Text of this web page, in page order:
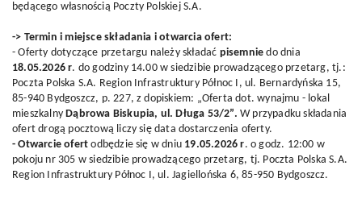
będącego własnością Poczty Polskiej S.A.
-> Termin i miejsce składania i otwarcia ofert:
- Oferty dotyczące przetargu należy składać pisemnie do dnia
18.05.2026 r. do godziny 14.00 w siedzibie prowadzącego przetarg, tj.:
Poczta Polska S.A. Region Infrastruktury Północ I, ul. Bernardyńska 15,
85-940 Bydgoszcz, p. 227, z dopiskiem: „Oferta dot. wynajmu - lokal
mieszkalnyDąbrowa Biskupia, ul. Długa 53/2”.W przypadku składania
ofert drogą pocztową liczy się data dostarczenia oferty.
- Otwarcie ofert odbędzie się w dniu 19.05.2026 r. o godz. 12:00 w
pokoju nr 305 w siedzibie prowadzącego przetarg, tj. Poczta Polska S.A.
Region Infrastruktury Północ I, ul. Jagiellońska 6, 85-950 Bydgoszcz.